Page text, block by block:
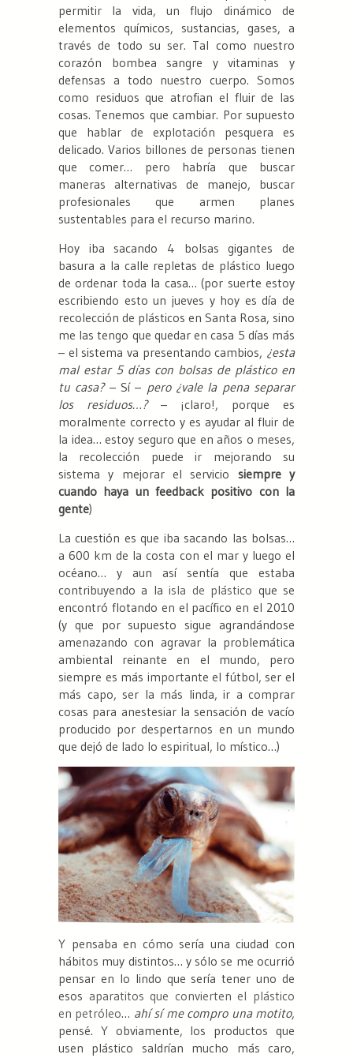
permitir la vida, un flujo dinámico de
elementos químicos, sustancias, gases, a
través de todo su ser. Tal como nuestro
corazón bombea sangre y vitaminas y
defensas a todo nuestro cuerpo. Somos
como residuos que atrofian el fluir de las
cosas. Tenemos que cambiar. Por supuesto
que hablar de explotación pesquera es
delicado. Varios billones de personas tienen
que comer… pero habría que buscar
maneras alternativas de manejo, buscar
profesionales que armen planes
sustentables para el recurso marino.
Hoy iba sacando 4 bolsas gigantes de
basura a la calle repletas de plástico luego
de ordenar toda la casa… (por suerte estoy
escribiendo esto un jueves y hoy es día de
recolección de plásticos en Santa Rosa, sino
me las tengo que quedar en casa 5 días más
– el sistema va presentando cambios, ¿esta
mal estar 5 días con bolsas de plástico en
tu casa?– Sí – pero ¿vale la pena separar
los residuos…? – ¡claro!, porque es
moralmente correcto y es ayudar al fluir de
la idea… estoy seguro que en años o meses,
la recolección puede ir mejorando su
sistema y mejorar el servicio siempre y
cuando haya un feedback positivo con la
gente)
La cuestión es que iba sacando las bolsas…
a 600 km de la costa con el mar y luego el
océano… y aun así sentía que estaba
contribuyendo a laisla de plástico que se
encontró flotando en el pacífico en el 2010
(y que por supuesto sigue agrandándose
amenazando con agravar la problemática
ambiental reinante en el mundo, pero
siempre es más importante el fútbol, ser el
más capo, ser la más linda, ir a comprar
cosas para anestesiar la sensación de vacío
producido por despertarnos en un mundo
que dejó de lado lo espiritual, lo místico…)
Y pensaba en cómo sería una ciudad con
hábitos muy distintos… y sólo se me ocurrió
pensar en lo lindo que sería tener uno de
esos aparatitos que convierten el plástico
en petróleo… ahí sí me compro una motito,
pensé. Y obviamente, los productos que
usen plástico saldrían mucho más caro,